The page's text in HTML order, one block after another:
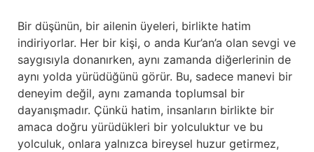
Bir düşünün, bir ailenin üyeleri, birlikte hatim
indiriyorlar. Her bir kişi, o anda Kur’an’a olan sevgi ve
saygısıyla donanırken, aynı zamanda diğerlerinin de
aynı yolda yürüdüğünü görür. Bu, sadece manevi bir
deneyim değil, aynı zamanda toplumsal bir
dayanışmadır. Çünkü hatim, insanların birlikte bir
amaca doğru yürüdükleri bir yolculuktur ve bu
yolculuk, onlara yalnızca bireysel huzur getirmez,